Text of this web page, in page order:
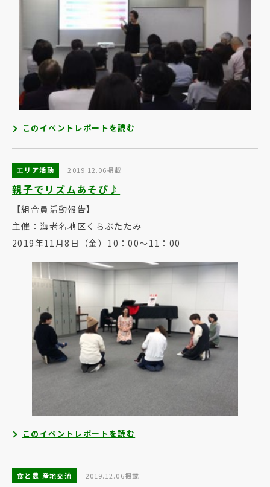
このイベントレポートを読む
エリア活動 2019.12.06掲載
親子でリズムあそび♪
【組合員活動報告】
主催：海老名地区くらぶたたみ
2019年11月8日（金）10：00～11：00
このイベントレポートを読む
食と農 産地交流 2019.12.06掲載